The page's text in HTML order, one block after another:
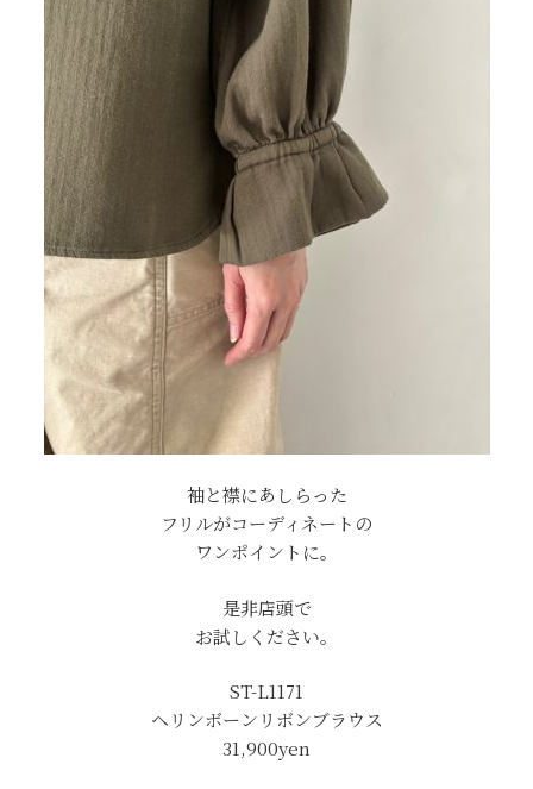
袖と襟にあしらった
フリルがコーディネートの
ワンポイントに。
是非店頭で
お試しください。
ST-L1171
ヘリンボーンリボンブラウス
31,900yen